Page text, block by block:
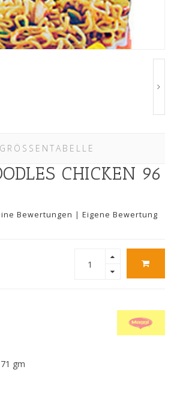
GRÖSSENTABELLE
CHICKEN 96
Bewertungen | Eigene Bewertung
gm